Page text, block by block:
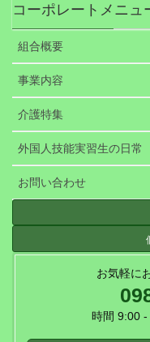
コーポレートメニュ
組合概要
事業内容
介護特集
外国人技能実習生の日常
お問い合わせ
お気軽に
時間 9:00